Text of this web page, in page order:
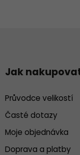
Jak
Průvodce velikostí
Časté dotazy
Moje objednávka
Doprava a platby